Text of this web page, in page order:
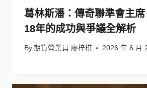
葛林斯潘：傳奇聯準會主
18年的成功與爭議全解析
By 期貨營業員 廖梓棋 2026 年 6 月